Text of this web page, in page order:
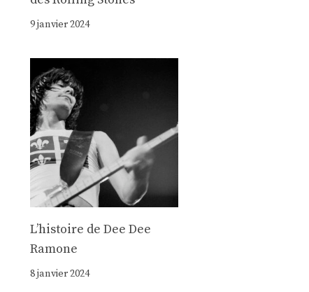
9 janvier 2024
Lʼhistoire de Dee Dee
Ramone
8 janvier 2024